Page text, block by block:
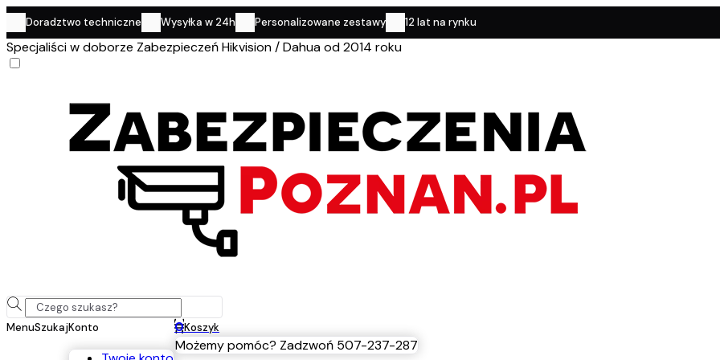
Doradztwo techniczne Wysyłka w 24h Personalizowane zestawy 12 lat na rynku
Specjaliści w doborze Zabezpieczeń Hikvision / Dahua od 2014 roku
MenuSzukajKonto 0Koszyk
Możemy pomóc? Zadzwoń 507-237-287